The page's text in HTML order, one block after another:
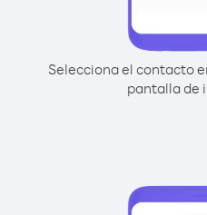
Selecciona el contacto
pantalla de